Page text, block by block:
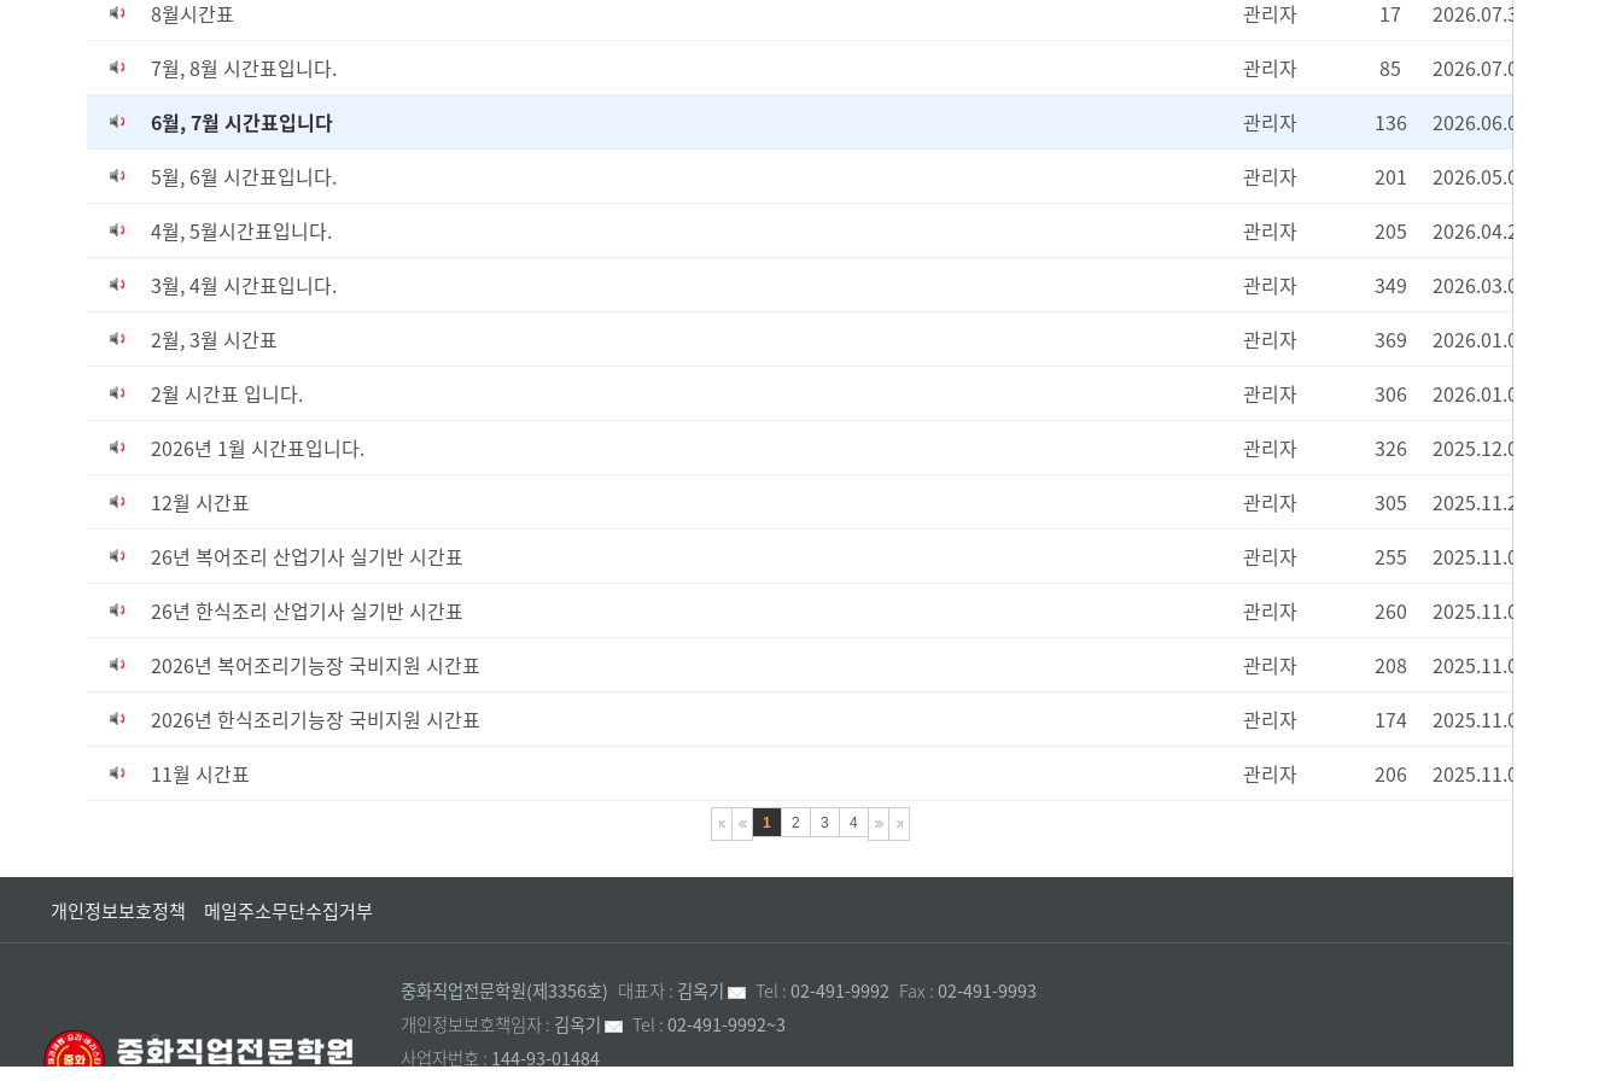
8월시간표 관리자 17
2026.07.31
7월, 8월 시간표입니다.
관리자 85
2026.07.07
6월, 7월 시간표입니다
관리자 136
2026.06.04
5월, 6월 시간표입니다.
관리자 201
2026.05.07
4월, 5월시간표입니다.
관리자 205
2026.04.21
3월, 4월 시간표입니다.
관리자 349
2026.03.03
2월, 3월 시간표
관리자 369
2026.01.09
2월 시간표 입니다.
관리자 306
2026.01.02
2026년 1월 시간표입니다.
관리자 326
2025.12.05
12월 시간표
관리자 305
2025.11.27
26년 복어조리 산업기사 실기반 시간표
관리자 255
2025.11.06
26년 한식조리 산업기사 실기반 시간표
관리자 260
2025.11.06
2026년 복어조리기능장 국비지원 시간표
관리자 208
2025.11.05
2026년 한식조리기능장 국비지원 시간표
관리자 174
2025.11.05
11월 시간표
관리자 206 2025.11.03
1 2 3 4
개인정보보호정책 메일주소무단수집거부
중화직업전문학원(제3356호) 대표자 : 김옥기 Tel :02-491-9992 Fax :02-491-9993
개인정보보호책임자 : 김옥기 Tel :02-491-9992~3
사업자번호 : 144-93-01484